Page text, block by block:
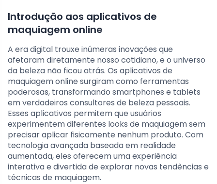
Introdução aos aplicativos de
maquiagem online
A era digital trouxe inúmeras inovações que
afetaram diretamente nosso cotidiano, e o universo
da beleza não ficou atrás. Os aplicativos de
maquiagem online surgiram como ferramentas
poderosas, transformando smartphones e tablets
em verdadeiros consultores de beleza pessoais.
Esses aplicativos permitem que usuários
experimentem diferentes looks de maquiagem sem
precisar aplicar fisicamente nenhum produto. Com
tecnologia avançada baseada em realidade
aumentada, eles oferecem uma experiência
interativa e divertida de explorar novas tendências e
técnicas de maquiagem.